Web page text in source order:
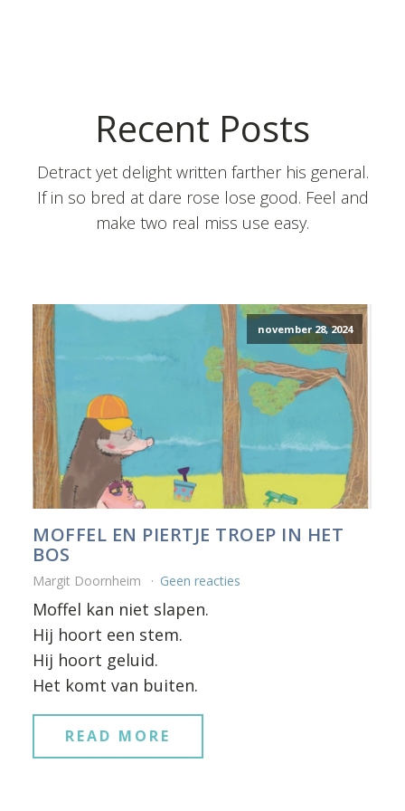
Recent Posts
Detract yet delight written farther his general.
If in so bred at dare rose lose good. Feel and
make two real miss use easy.
november 28, 2024
MOFFEL EN PIERTJE TROEP IN HET
BOS
Margit Doornheim Geen reacties
Moffel kan niet slapen.
Hij hoort een stem.
Hij hoort geluid.
Het komt van buiten.
READ MORE